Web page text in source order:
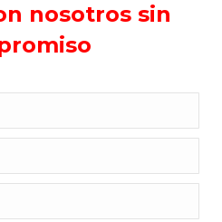
nosotros sin